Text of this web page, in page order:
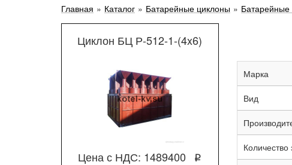
Главная » Каталог » Батарейные циклоны »
Циклон БЦ Р-512-1-(4x6)
Цена с НДС: 1489400 q
Марка
Вид